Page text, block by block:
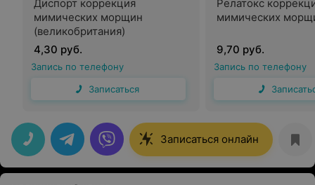
Диспорт коррекция
мимических морщин
(великобритания)
4,30 руб.
Запись по телефону
Записаться
Релатокс
мимических
9,70 руб.
Запись по телефону
Записаться онлайн